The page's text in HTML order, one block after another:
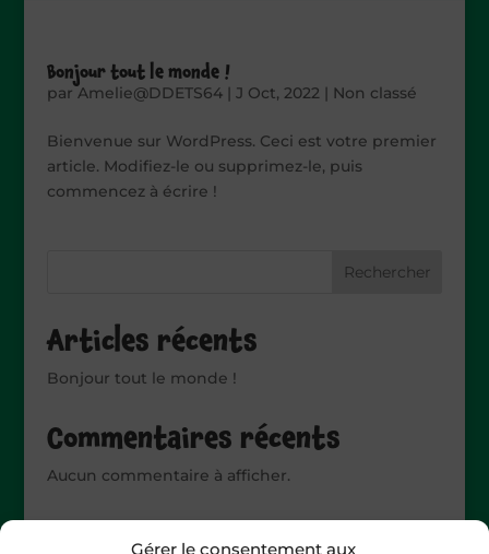
Gérer le consentement aux
Bonjour tout le monde !
parAmelie@DDETS64| J Oct, 2022| Non classé
Bienvenue sur WordPress. Ceci est votre premier
article. Modifiez-le ou supprimez-le, puis
commencez à écrire !
Rechercher
Articles récents
Bonjour tout le monde !
Commentaires récents
Aucun commentaire à afficher.